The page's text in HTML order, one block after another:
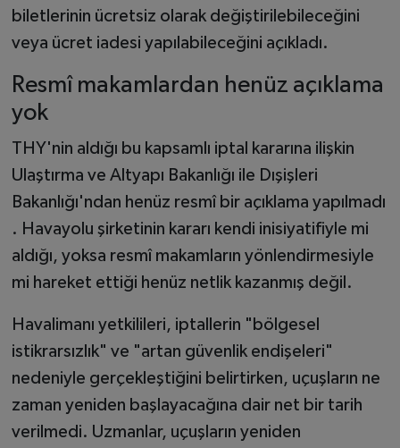
biletlerinin ücretsiz olarak değiştirilebileceğini
veya ücret iadesi yapılabileceğini açıkladı.
Resmî makamlardan henüz açıklama
yok
THY'nin aldığı bu kapsamlı iptal kararına ilişkin
Ulaştırma ve Altyapı Bakanlığı ile Dışişleri
Bakanlığı'ndan henüz resmî bir açıklama yapılmadı
. Havayolu şirketinin kararı kendi inisiyatifiyle mi
aldığı, yoksa resmî makamların yönlendirmesiyle
mi hareket ettiği henüz netlik kazanmış değil.
Havalimanı yetkilileri, iptallerin "bölgesel
istikrarsızlık" ve "artan güvenlik endişeleri"
nedeniyle gerçekleştiğini belirtirken, uçuşların ne
zaman yeniden başlayacağına dair net bir tarih
verilmedi. Uzmanlar, uçuşların yeniden